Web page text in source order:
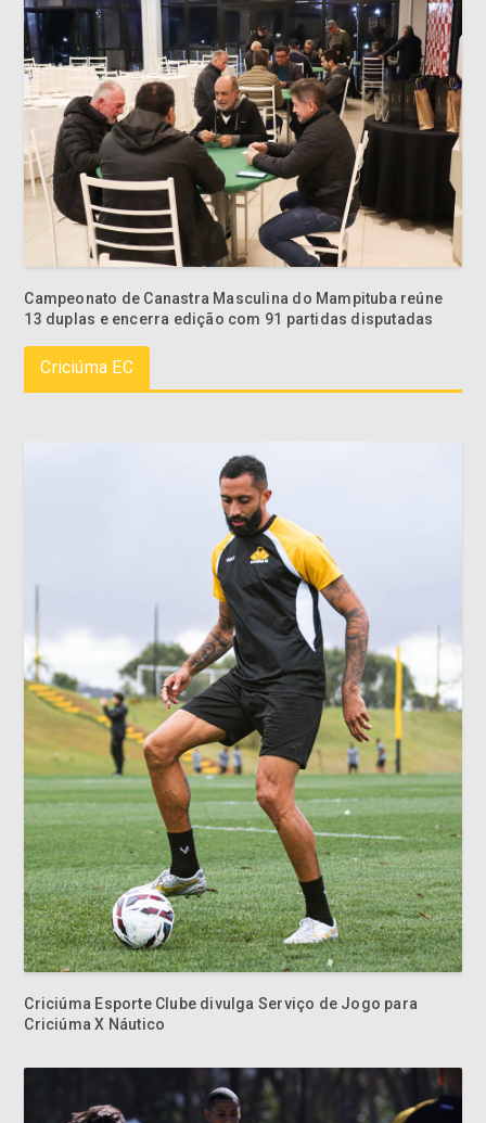
Campeonato de Canastra Masculina do Mampituba reúne
13 duplas e encerra edição com 91 partidas disputadas
Criciúma EC
Criciúma Esporte Clube divulga Serviço de Jogo para
Criciúma X Náutico